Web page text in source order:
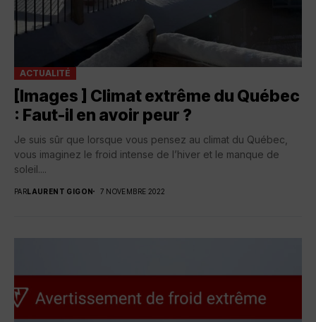
ACTUALITÉ
[Images ] Climat extrême du Québec
: Faut-il en avoir peur ?
Je suis sûr que lorsque vous pensez au climat du Québec,
vous imaginez le froid intense de l’hiver et le manque de
soleil....
PARLAURENT GIGON 7 NOVEMBRE 2022